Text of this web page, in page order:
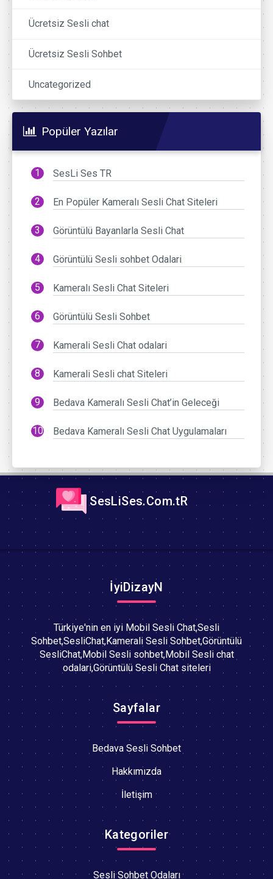
Ücretsiz Sesli chat
Ücretsiz Sesli Sohbet
Uncategorized
Popüler Yazılar
SesLi Ses TR
En Popüler Kameralı Sesli Chat Siteleri
Görüntülü Bayanlarla Sesli Chat
Görüntülü Sesli sohbet Odalari
Kameralı Sesli Chat Siteleri
Görüntülü Sesli Sohbet
Kamerali Sesli Chat odalari
Kamerali Sesli chat Siteleri
Bedava Kameralı Sesli Chat’in Geleceği
Bedava Kameralı Sesli Chat Uygulamaları
SesLiSes.Com.tR
İyiDizayN
Türkiye'nin en iyi Mobil Sesli Chat,Sesli
Sohbet,SesliChat,Kamerali Sesli Sohbet,Görüntülü
SesliChat,Mobil Sesli sohbet,Mobil Sesli chat
odalari,Görüntülü Sesli Chat siteleri
Sayfalar
Bedava Sesli Sohbet
Hakkımızda
İletişim
Kategoriler
Sesli Sohbet Odaları